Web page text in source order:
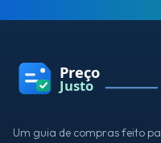
Um guia de compras feito